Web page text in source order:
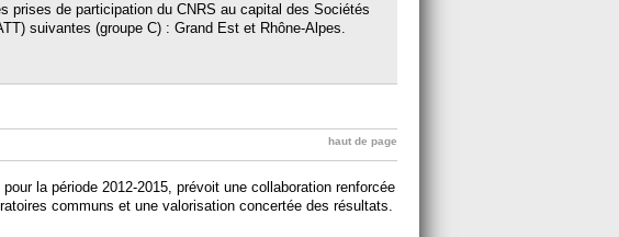
prises de participation du CNRS au capital des Sociétés
suivantes (groupe C) : Grand Est et Rhône-Alpes.
haut de page
la période 2012-2015, prévoit une collaboration renforcée
communs et une valorisation concertée des résultats.